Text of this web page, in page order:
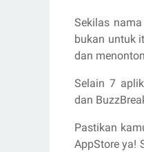
Sekilas
bukan untuk
dan
Selain 7
dan
Pastikan
AppStore ya!